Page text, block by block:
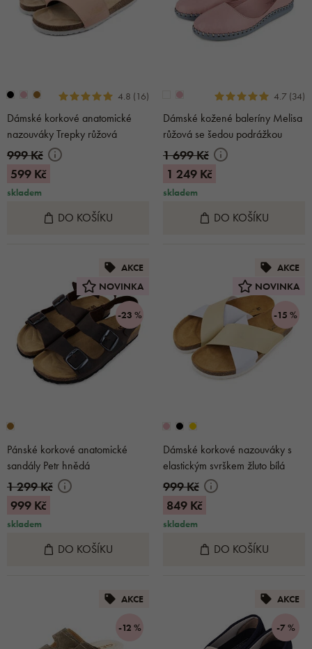
4.8 (16)
Dámské korkové anatomické
nazouváky Trepky růžová
999 Kč
599 Kč
skladem
DO KOŠÍKU
4.7 (34)
Dámské kožené baleríny Melisa
růžová se šedou podrážkou
1 699 Kč
1 249 Kč
skladem
DO KOŠÍKU
AKCE
NOVINKA
-23 %
Pánské korkové anatomické
sandály Petr hnědá
1 299 Kč
999 Kč
skladem
DO KOŠÍKU
AKCE
NOVINKA
-15 %
Dámské korkové nazouváky s
elastickým svrškem žluto bílá
999 Kč
849 Kč
skladem
DO KOŠÍKU
AKCE
-12 %
AKCE
-7 %